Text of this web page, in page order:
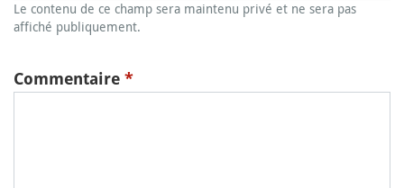
Le contenu de ce champ sera maintenu privé et ne sera pas
affiché publiquement.
Commentaire *